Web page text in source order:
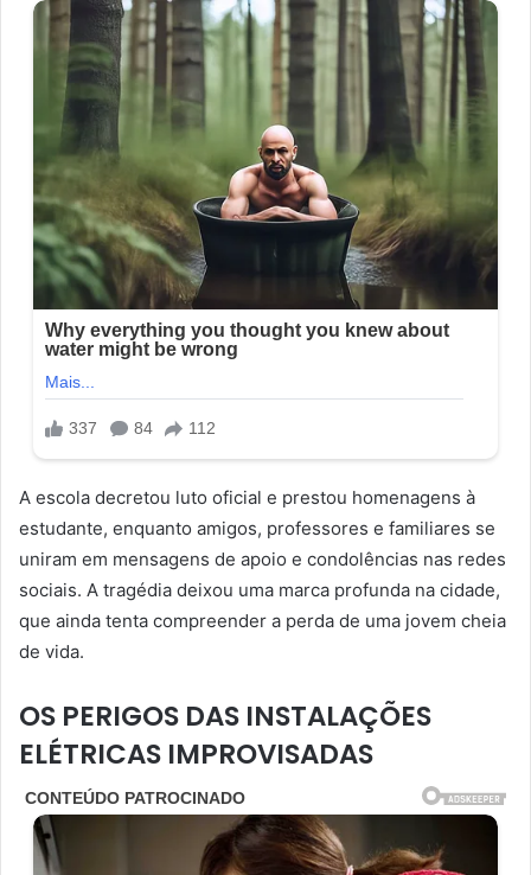
A escola decretou luto oficial e prestou homenagens à
estudante, enquanto amigos, professores e familiares se
uniram em mensagens de apoio e condolências nas redes
sociais. A tragédia deixou uma marca profunda na cidade,
que ainda tenta compreender a perda de uma jovem cheia
de vida.
OS PERIGOS DAS INSTALAÇÕES
ELÉTRICAS IMPROVISADAS